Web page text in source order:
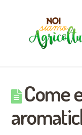
Come